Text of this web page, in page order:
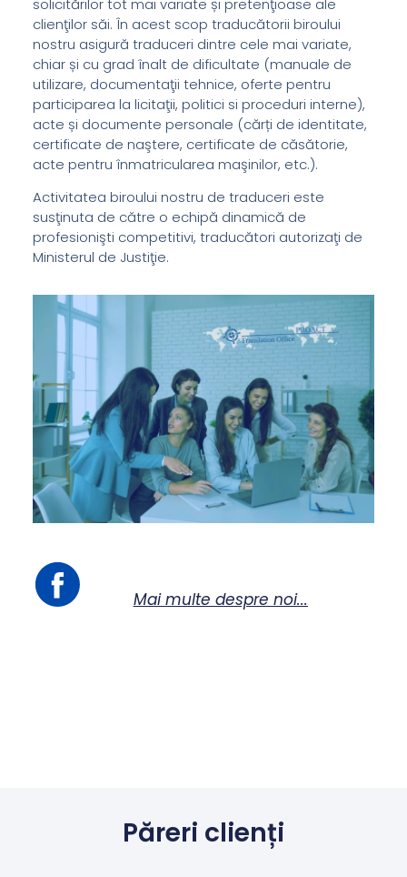
clienţilor săi. În acest scop traducătorii biroului
nostru asigură traduceri dintre cele mai variate,
chiar și cu grad înalt de dificultate (manuale de
utilizare, documentaţii tehnice, oferte pentru
participarea la licitaţii, politici si proceduri interne),
acte și documente personale (cărți de identitate,
certificate de naştere, certificate de căsătorie,
acte pentru înmatricularea maşinilor, etc.).
Activitatea biroului nostru de traduceri este
susţinuta de către o echipă dinamică de
profesionişti competitivi, traducători autorizaţi de
Ministerul de Justiţie.
Mai multe despre noi...
Păreri clienți